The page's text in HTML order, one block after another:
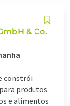
& Co.
constrói
produtos
e alimentos